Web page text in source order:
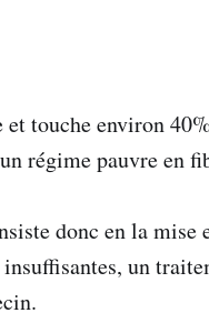
touche environ
régime pauvre en
donc en la mise
un